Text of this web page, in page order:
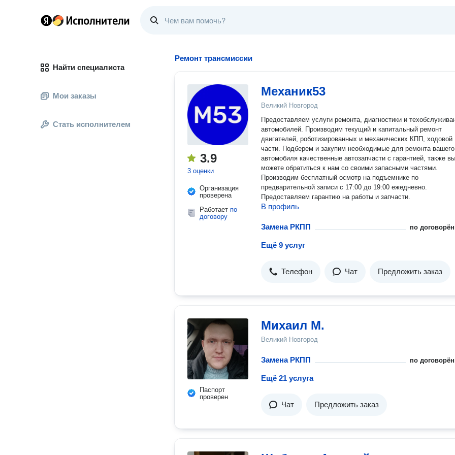
Найти специалиста
Мои заказы
Стать исполнителем
Ремонт трансмиссии
3.9
3 оценки
Организация
проверена
Работает по
договору
Механик53
Великий Новгород
Предоставляем услуги ремонта, диагностики и
автомобилей. Производим текущий и капитальный ремонт
двигателей, роботизированных и механических КПП, ходовой
части. Подберем и закупим необходимые для ремонта вашего
автомобиля качественные автозапчасти с гарантией, также вы
можете обратиться к нам со своими запасными частями.
Производим бесплатный осмотр на подъемнике по
предварительной записи с 17:00 до 19:00 ежедневно.
Предоставляем гарантию на работы и запчасти.
В профиль
Замена РКПП по
Ещё 9 услуг
Телефон Чат Предложить заказ
Паспорт
проверен
Михаил М.
Великий Новгород
Замена РКПП по
Ещё 21 услуга
Чат Предложить заказ